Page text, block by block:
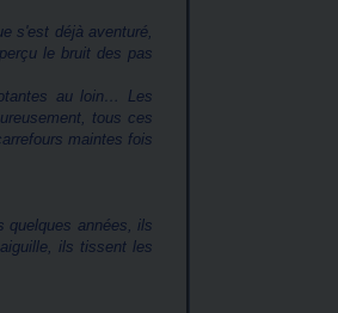
s'est déjà aventuré,
le bruit des pas
au loin… Les
tous ces
maintes fois
quelques années, ils
ils tissent les